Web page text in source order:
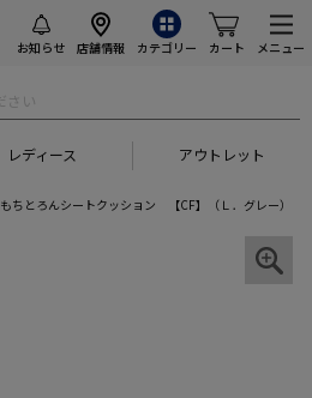
お知らせ 店舗情報 カテゴリー カート メニュー
レディース アウトレット
もちとろんシートクッション 【CF】（Ｌ．グレー）